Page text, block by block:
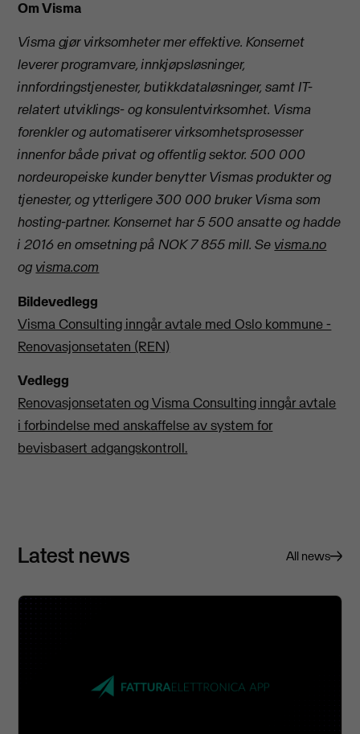
Om Visma
Visma gjør virksomheter mer effektive. Konsernet
leverer programvare, innkjøpsløsninger,
innfordringstjenester, butikkdataløsninger, samt IT-
relatert utviklings- og konsulentvirksomhet. Visma
forenkler og automatiserer virksomhetsprosesser
innenfor både privat og offentlig sektor. 500 000
nordeuropeiske kunder benytter Vismas produkter og
tjenester, og ytterligere 300 000 bruker Visma som
hosting-partner. Konsernet har 5 500 ansatte og hadde
i 2016 en omsetning på NOK 7 855 mill. Se visma.no
og visma.com
Bildevedlegg
Visma Consulting inngår avtale med Oslo kommune -
Renovasjonsetaten (REN)
Vedlegg
Renovasjonsetaten og Visma Consulting inngår avtale
i forbindelse med anskaffelse av system for
bevisbasert adgangskontroll.
Latest news All news